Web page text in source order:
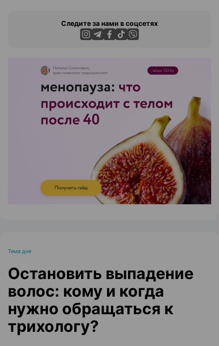
Следите за нами в соцсетях
ЭФФЕКТИВНАЯ РЕКЛАМА НА САЙТЕ
Тема дня
Остановить выпадение
волос: кому и когда
нужно обращаться к
трихологу?